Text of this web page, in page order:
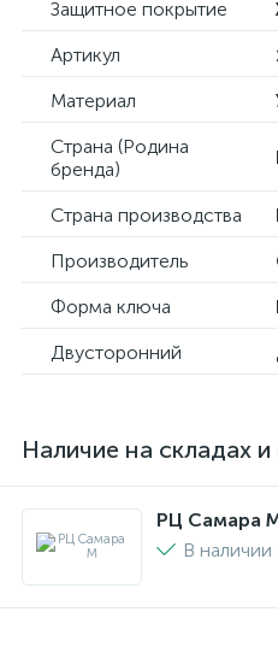
Защитное покрытие
Артикул
Материал
Страна (Родина
бренда)
Страна производства
Производитель
Форма ключа
Двусторонний
Наличие на складах и
РЦ Самара
В наличии